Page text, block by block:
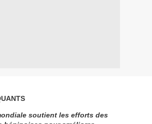
soutient les efforts des